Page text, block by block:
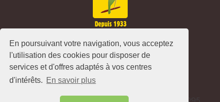
En poursuivant votre navigation, vous acceptez
l'utilisation des cookies pour disposer de
services et d'offres adaptés à vos centres
d'intérêts. En savoir plus
Alliance Pastorale - Avenue de l'Europe - CS 80095